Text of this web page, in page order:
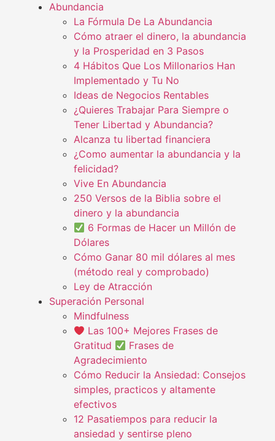
Abundancia
La Fórmula De La Abundancia
Cómo atraer el dinero, la abundancia
y la Prosperidad en 3 Pasos
4 Hábitos Que Los Millonarios Han
Implementado y Tu No
Ideas de Negocios Rentables
¿Quieres Trabajar Para Siempre o
Tener Libertad y Abundancia?
Alcanza tu libertad financiera
¿Como aumentar la abundancia y la
felicidad?
Vive En Abundancia
250 Versos de la Biblia sobre el
dinero y la abundancia
6 Formas de Hacer un Millón de
Dólares
Cómo Ganar 80 mil dólares al mes
(método real y comprobado)
Ley de Atracción
Superación Personal
Mindfulness
Las 100+ Mejores Frases de
Gratitud
Frases de
Agradecimiento
Cómo Reducir la Ansiedad: Consejos
simples, practicos y altamente
efectivos
12 Pasatiempos para reducir la
ansiedad y sentirse pleno